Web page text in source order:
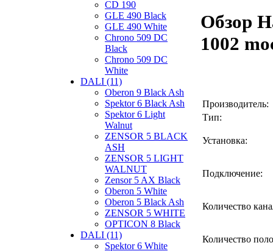
CD 190
GLE 490 Black
GLE 490 White
Chrono 509 DC
Black
Chrono 509 DC
White
DALI (11)
Oberon 9 Black Ash
Spektor 6 Black Ash
Spektor 6 Light
Walnut
ZENSOR 5 BLACK
ASH
ZENSOR 5 LIGHT
WALNUT
Zensor 5 AX Black
Oberon 5 White
Oberon 5 Black Ash
ZENSOR 5 WHITE
OPTICON 8 Black
DALI (11)
Spektor 6 White
Обзор
1002
Производитель:
Тип:
Установка:
Подключение:
Количество
Количество